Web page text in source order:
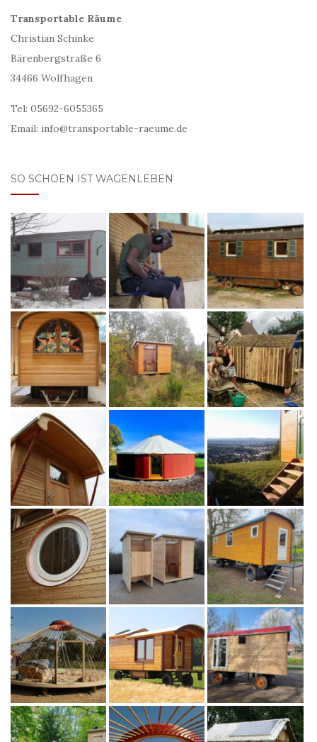
Transportable Räume
Christian Schinke
Bärenbergstraße 6
34466 Wolfhagen
Tel: 05692-6055365
Email: info@transportable-raeume.de
SO SCHOEN IST WAGENLEBEN